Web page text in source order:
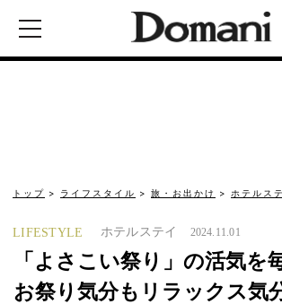
トップ ライフスタイル 旅・お出かけ ホテルス
LIFESTYLE ホテルステイ 2024.11.01
「よさこい祭り」の活気を
お祭り気分もリラックス気